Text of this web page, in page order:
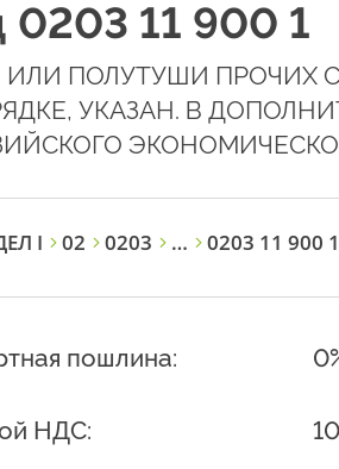
0203 11 900 1
ПОЛУТУШИ ПРОЧИХ
УКАЗАН. В
I 02 0203 … 0203 11 900 1
пошлина:
НДС: